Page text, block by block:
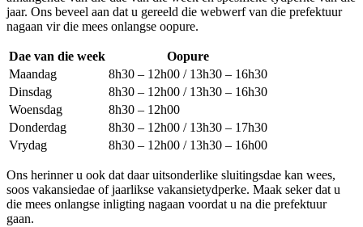
jaar. Ons beveel aan dat u gereeld die webwerf van die prefektuur
nagaan vir die mees onlangse oopure.
Dae van die week
Oopure
Maandag
8h30 – 12h00 / 13h30 – 16h30
Dinsdag
8h30 – 12h00 / 13h30 – 16h30
Woensdag
8h30 – 12h00
Donderdag
8h30 – 12h00 / 13h30 – 17h30
Vrydag
8h30 – 12h00 / 13h30 – 16h00
Ons herinner u ook dat daar uitsonderlike sluitingsdae kan wees,
soos vakansiedae of jaarlikse vakansietydperke. Maak seker dat u
die mees onlangse inligting nagaan voordat u na die prefektuur
gaan.